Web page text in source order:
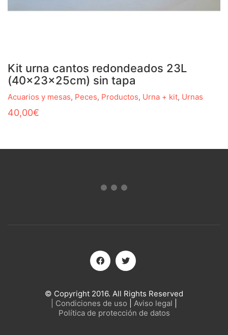
Kit urna cantos redondeados 23L
(40x23x25cm) sin tapa
Acuarios y mesas, Peces, Productos, Urna + kit, Urnas
40,00€
© Copyright 2016. All Rights Reserved
| Condiciones de uso
Aviso legal
Política de protección de datos